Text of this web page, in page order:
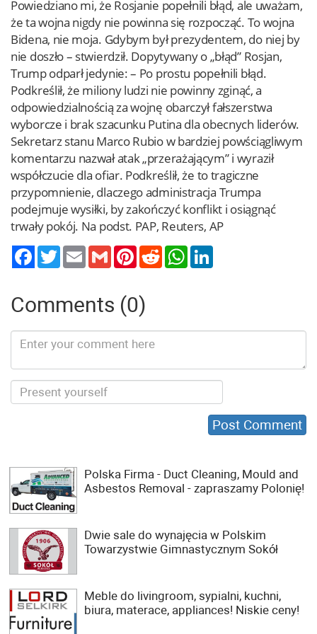
Powiedziano mi, że Rosjanie popełnili błąd, ale uważam,
że ta wojna nigdy nie powinna się rozpocząć. To wojna
Bidena, nie moja. Gdybym był prezydentem, do niej by
nie doszło – stwierdził. Dopytywany o „błąd” Rosjan,
Trump odparł jedynie: – Po prostu popełnili błąd.
Podkreślił, że miliony ludzi nie powinny zginąć, a
odpowiedzialnością za wojnę obarczył fałszerstwa
wyborcze i brak szacunku Putina dla obecnych liderów.
Sekretarz stanu Marco Rubio w bardziej powściągliwym
komentarzu nazwał atak „przerażającym” i wyraził
współczucie dla ofiar. Podkreślił, że to tragiczne
przypomnienie, dlaczego administracja Trumpa
podejmuje wysiłki, by zakończyć konflikt i osiągnąć
trwały pokój. Na podst. PAP, Reuters, AP
TwitterEmail Gmail PinterestReddit WhatsApp
Comments (0)
Polska Firma - Duct Cleaning, Mould and
Asbestos Removal - zapraszamy Polonię!
Dwie sale do wynajęcia w Polskim
Towarzystwie Gimnastycznym Sokół
Meble do livingroom, sypialni, kuchni,
biura, materace, appliances! Niskie ceny!